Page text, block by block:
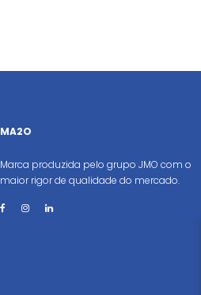
MA2O
Marca produzida pelo grupo JMO com o
maior rigor de qualidade do mercado.